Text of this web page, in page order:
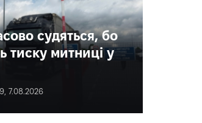
судяться, бо
тиску митниці у
7.08.2026